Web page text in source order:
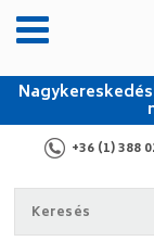
+36 (1) 388